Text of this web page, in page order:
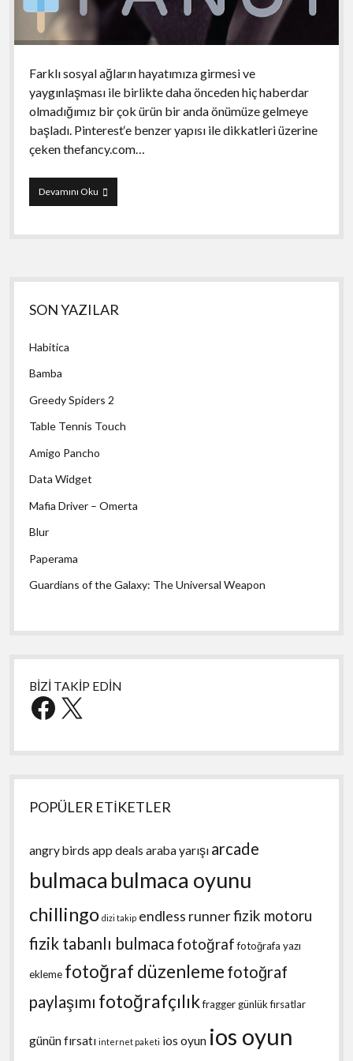
Farklı sosyal ağların hayatımıza girmesi ve
yaygınlaşması ile birlikte daha önceden hiç haberdar
olmadığımız bir çok ürün bir anda önümüze gelmeye
başladı. Pinterest‘e benzer yapısı ile dikkatleri üzerine
çeken thefancy.com…
Devamını OkuFancy
Yan
Menü
SON YAZILAR
Habitica
Bamba
Greedy Spiders 2
Table Tennis Touch
Amigo Pancho
Data Widget
Mafia Driver – Omerta
Blur
Paperama
Guardians of the Galaxy: The Universal Weapon
BİZİ TAKİP EDİN
Facebook
X
POPÜLER ETİKETLER
angry birds app deals araba yarışı arcade
bulmaca bulmaca oyunu
chillingo dizi takip endless runnerfizik motoru
fizik tabanlı bulmaca fotoğraf fotoğrafa yazı
ekleme fotoğraf düzenleme fotoğraf
paylaşımı fotoğrafçılıkfraggergünlük fırsatlar
günün fırsatı internet paketi ios oyun ios oyun